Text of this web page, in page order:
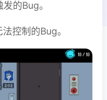
的Bug。
控制的Bug。